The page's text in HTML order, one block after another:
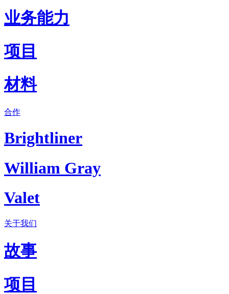
业务能力
项目
材料
合作
Brightliner
William Gray
Valet
关于我们
故事
项目